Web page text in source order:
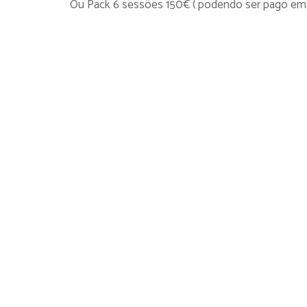
Ou Pack 6 sessões 150€ ( podendo ser pago